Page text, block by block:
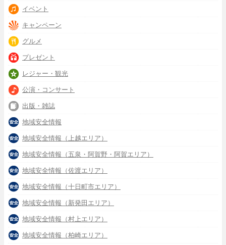
イベント
キャンペーン
グルメ
プレゼント
レジャー・観光
公演・コンサート
出版・雑誌
地域安全情報
地域安全情報（上越エリア）
地域安全情報（五泉・阿賀野・阿賀エリア）
地域安全情報（佐渡エリア）
地域安全情報（十日町市エリア）
地域安全情報（新発田エリア）
地域安全情報（村上エリア）
地域安全情報（柏崎エリア）